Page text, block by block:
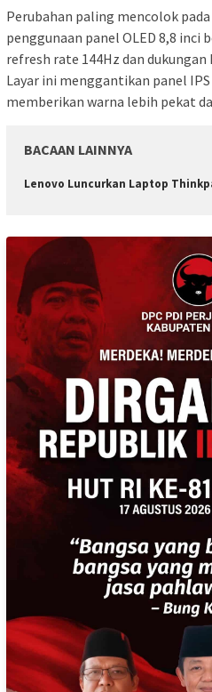
Perubahan paling mencolok pada
penggunaan panel OLED 8,8 inci
refresh rate 144Hz dan dukungan
Layar ini menggantikan panel
memberikan warna lebih pekat
BACAAN LAINNYA
Lenovo Luncurkan Laptop